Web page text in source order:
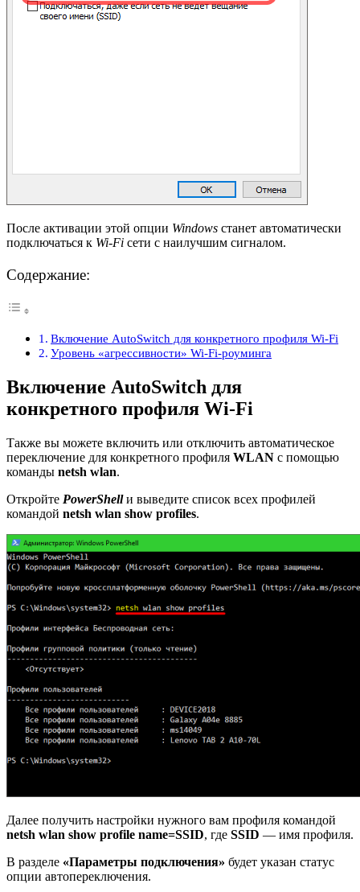
После активации этой опции Windows станет автоматически
подключаться к Wi-Fi сети с наилучшим сигналом.
Содержание:
Включение AutoSwitch для конкретного профиля Wi-Fi
Уровень «агрессивности» Wi-Fi-роуминга
Включение AutoSwitch для
конкретного профиля Wi-Fi
Также вы можете включить или отключить автоматическое
переключение для конкретного профиля WLAN с помощью
команды netsh wlan.
Откройте PowerShellи выведите список всех профилей
командой netsh wlan show profiles.
Далее получить настройки нужного вам профиля командой
netsh wlan show profile name=SSID, где SSID — имя профиля.
В разделе «Параметры подключения» будет указан статус
опции автопереключения.